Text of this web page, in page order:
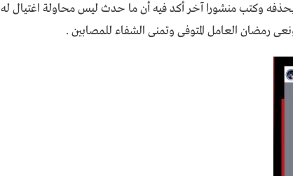
وكتب منشورا آخر أكد فيه أن ما حدث ليس محاولة اغتيال له
رمضان العامل المتوفى وتمنى الشفاء للمصابين .